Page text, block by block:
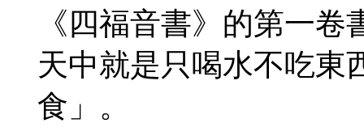
《四福音書》的第一
天中就是只喝水不吃東
食」。